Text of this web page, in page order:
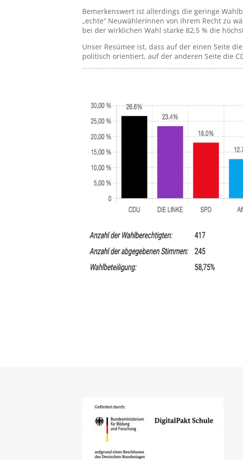
Bemerkenswert ist allerdings die geringe
„echte“ NeuwählerInnen von ihrem Recht zu
bei der wirklichen Wahl starke 82,5 % die
Unser Resümee ist, dass auf der einen Seite
politisch orientiert, auf der anderen Seite die